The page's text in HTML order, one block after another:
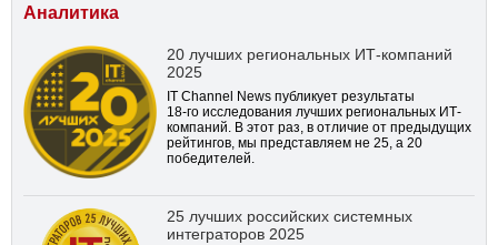
Аналитика
20 лучших региональных ИТ-компаний
2025
IT Channel News публикует результаты
18-го исследования лучших региональных ИТ-
компаний. В этот раз, в отличие от предыдущих
рейтингов, мы представляем не 25, а 20
победителей.
25 лучших российских системных
интеграторов 2025